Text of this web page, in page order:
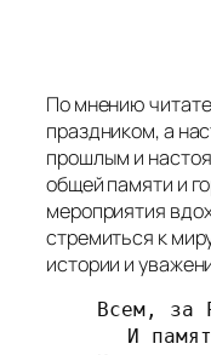
05.05.2025
4